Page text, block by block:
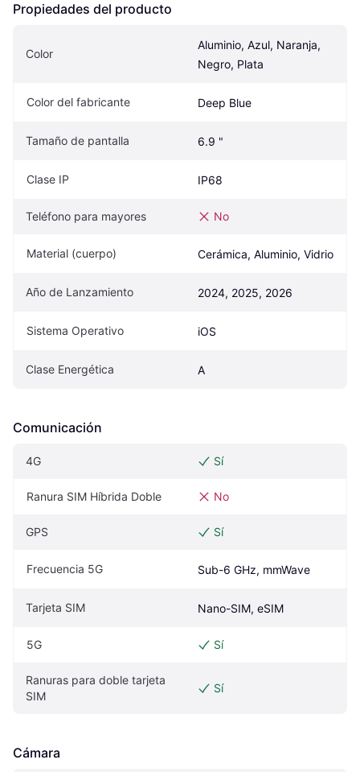
Propiedades del producto
Color
Aluminio, Azul, Naranja,
Negro, Plata
Color del fabricante Deep Blue
Tamaño de pantalla 6.9 "
Clase IP IP68
Teléfono para mayores No
Material (cuerpo) Cerámica, Aluminio, Vidrio
Año de Lanzamiento 2024, 2025, 2026
Sistema Operativo iOS
Clase Energética A
Comunicación
4G Sí
Ranura SIM Híbrida Doble No
GPS Sí
Frecuencia 5G Sub-6 GHz, mmWave
Tarjeta SIM Nano-SIM, eSIM
5G Sí
Ranuras para doble tarjeta
SIM
Sí
Cámara